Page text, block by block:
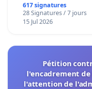
617 signatures
28 Signatures / 7 jours
15 Jul 2026
Pétition
l'encadrement
l'attention de